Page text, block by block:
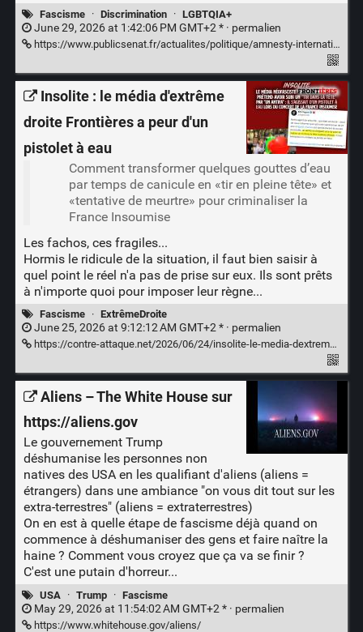
Fascisme · Discrimination · LGBTQIA+
June 29, 2026 at 1:42:06 PM GMT+2 * · permalien
https://www.publicsenat.fr/actualites/politique/amnesty-international-tire-la-sonnette-dalarme-sur-la-progression-des-mouvements-anti-genre-en-france
Insolite : le média d'extrême
droite Frontières a peur d'un
pistolet à eau
Comment transformer quelques gouttes d’eau
par temps de canicule en «tir en pleine tête» et
«tentative de meurtre» pour criminaliser la
France Insoumise
Les fachos, ces fragiles...
Hormis le ridicule de la situation, il faut bien saisir à
quel point le réel n'a pas de prise sur eux. Ils sont prêts
à n'importe quoi pour imposer leur règne...
Fascisme · ExtrêmeDroite
June 25, 2026 at 9:12:12 AM GMT+2 * · permalien
https://contre-attaque.net/2026/06/24/insolite-le-media-dextreme-droite-frontieres-a-peur-dun-pistolet-a-eau/
Aliens – The White House sur
https://aliens.gov
Le gouvernement Trump
déshumanise les personnes non
natives des USA en les qualifiant d'aliens (aliens =
étrangers) dans une ambiance "on vous dit tout sur les
extra-terrestres" (aliens = extraterrestres)
On en est à quelle étape de fascisme déjà quand on
commence à déshumaniser des gens et faire naître la
haine ? Comment vous croyez que ça va se finir ?
C'est une putain d'horreur...
USA · Trump · Fascisme
May 29, 2026 at 11:54:02 AM GMT+2 * · permalien
https://www.whitehouse.gov/aliens/